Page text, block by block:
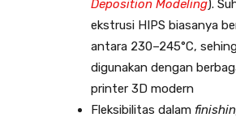
Deposition Modeling).
ekstrusi HIPS biasanya
antara 230–245°C,
digunakan dengan
printer 3D modern
Fleksibilitas dalam